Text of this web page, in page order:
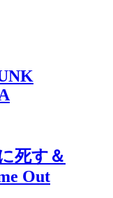
死す＆
Out